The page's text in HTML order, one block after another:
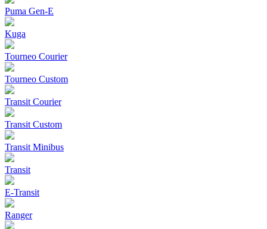
Puma Gen‑E
Kuga
Tourneo Courier
Tourneo Custom
Transit Courier
Transit Custom
Transit Minibus
Transit
E-Transit
Ranger